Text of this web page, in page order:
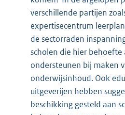
verschillende partijen
expertisecentrum
de sectorraden
scholen die hier behoefte
ondersteunen bij maken
onderwijsinhoud. Ook
uitgeverijen hebben
beschikking gesteld aan